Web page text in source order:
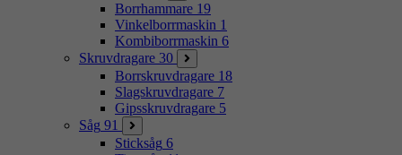
Borrhammare 19
Vinkelborrmaskin 1
Kombiborrmaskin 6
Skruvdragare 30
Borrskruvdragare 18
Slagskruvdragare 7
Gipsskruvdragare 5
Såg 91
Sticksåg 6